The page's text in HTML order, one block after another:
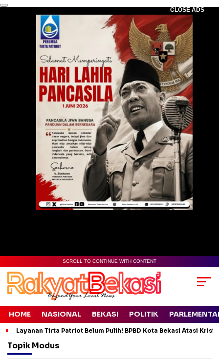
CLOSE ADS
SCROLL TO CONTINUE WITH CONTENT
HOME NASIONAL BEKASI POLITIK
Layanan Tirta Patriot Belum Pulih! BPBD Kota Bekasi Atasi
Topik Modus